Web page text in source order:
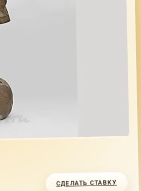
СДЕЛАТЬ СТАВКУ